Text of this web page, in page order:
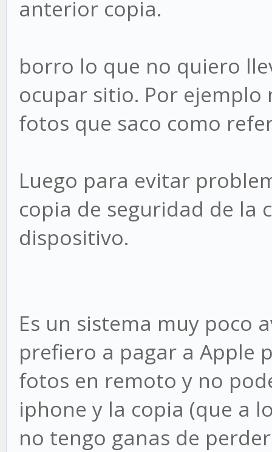
anterior copia.
borro lo que no quiero
ocupar sitio. Por
fotos que saco como
Luego para evitar
copia de seguridad de la
dispositivo.
Es un sistema muy poco
prefiero a pagar a Apple
fotos en remoto y no
iphone y la copia (que a
no tengo ganas de